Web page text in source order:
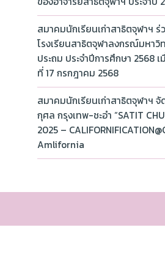
สมาคมนักเรียนเก่าสาธิตจุฬาฯ ร่
โรงเรียนสาธิตจุฬาลงกรณ์มหาวิ
ประถม ประจำปีการศึกษา 2568
ที่ 17 กรกฎาคม 2568
สมาคมนักเรียนเก่าสาธิตจุฬาฯ จั
กุศล กรุงเทพ-ชะอำ “SATIT
2025 –
Amlifornia